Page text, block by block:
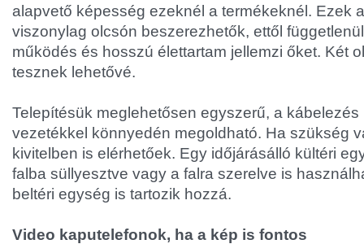
alapvető képesség ezeknél a termékeknél. Ezek
viszonylag olcsón beszerezhetők, ettől
működés és hosszú élettartam jellemzi őket. Két
tesznek lehetővé.
Telepítésük meglehetősen egyszerű, a kábelezés
vezetékkel könnyedén megoldható. Ha szükség
kivitelben is elérhetőek. Egy időjárásálló kültéri
falba süllyesztve vagy a falra szerelve is
beltéri egység is tartozik hozzá.
Video kaputelefonok, ha a kép is fontos